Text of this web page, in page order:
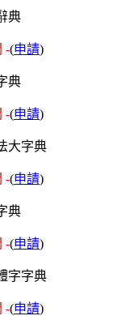
典
-(申請)
典
-(申請)
大字典
-(申請)
典
-(申請)
字字典
-(申請)